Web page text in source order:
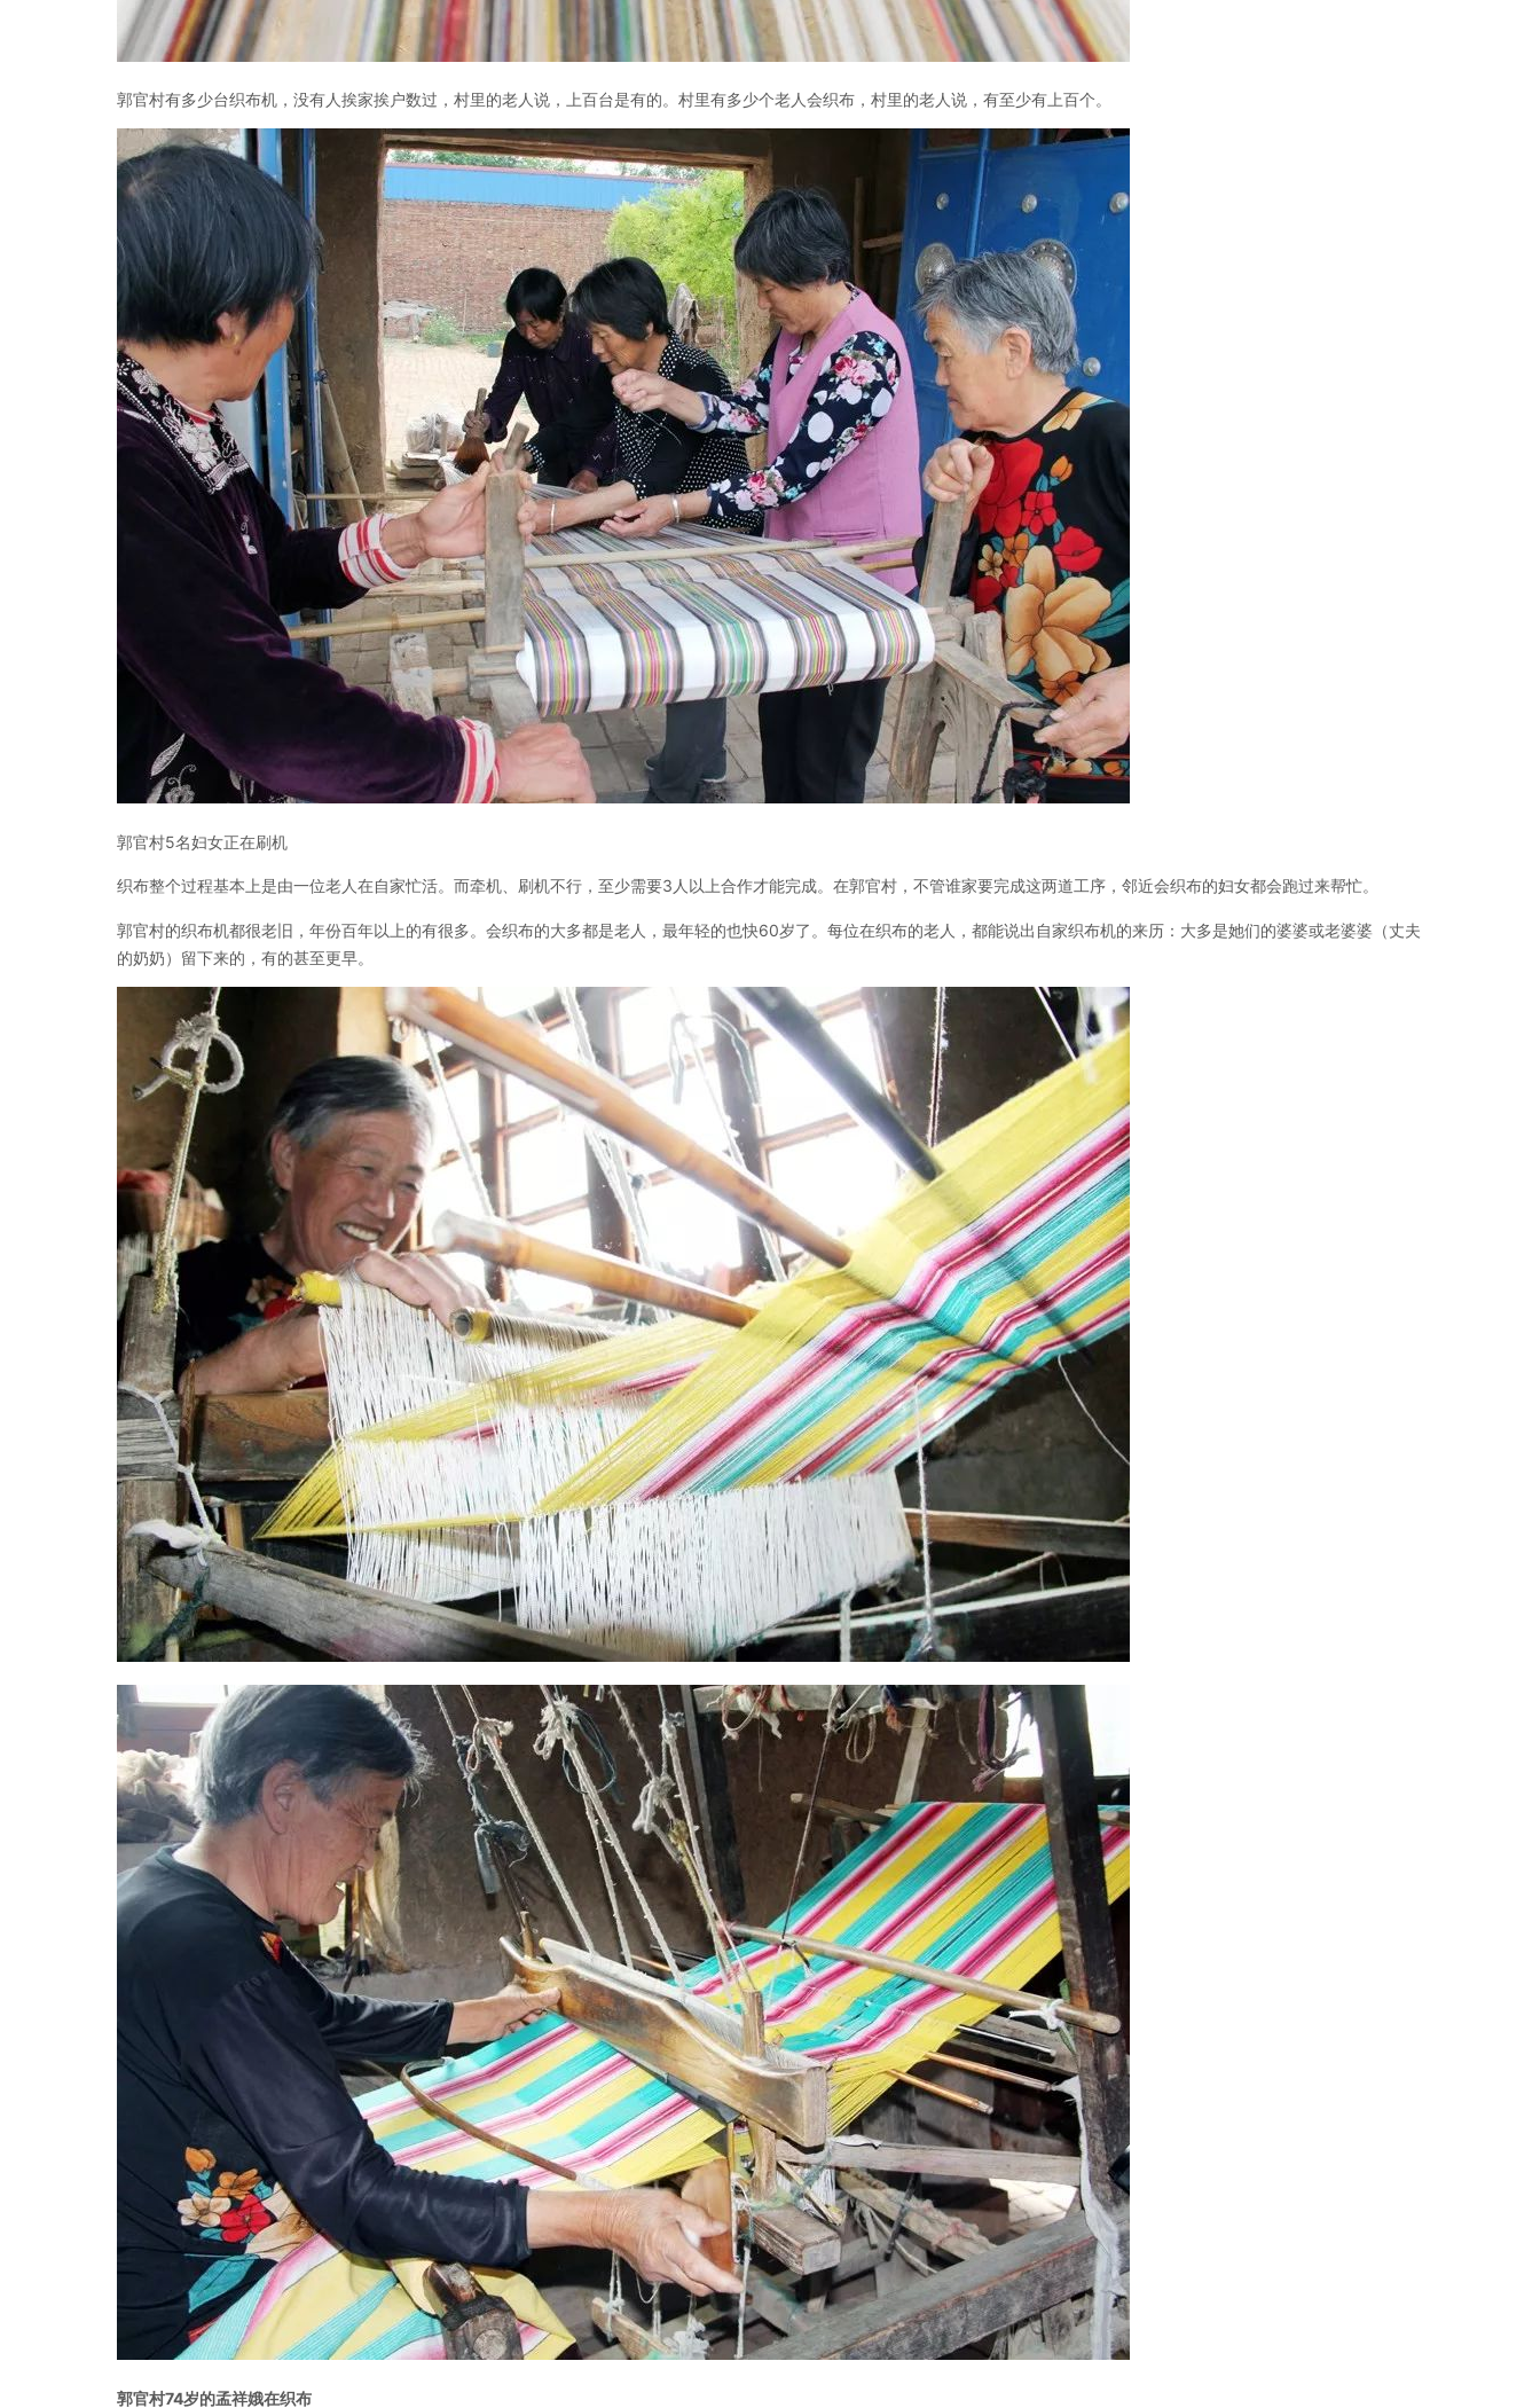
郭官村有多少台织布机，没有人挨家挨户数过，村里的老人说，上百台是有的。 村里有多少个老人会织布，村里的老人说，有至少有上百个。
郭官村5名妇女正在刷机
织布整个过程基本上是由一位老人在自家忙活。 而牵机、刷机不行，至少需要3人以上合作才能完成。 在郭官村，不管谁家要完成这两道工序，邻近会织布的妇女都会跑过来帮忙。
郭官村的织布机都很老旧，年份百年以上的有很多。 会织布的大多都是老人，最年轻的也快60岁了。 每位在织布的老人，都能说出自家织布机的来历： 大多是她们的婆婆或老婆婆（丈夫
的奶奶）留下来的，有的甚至更早。
郭官村74岁的孟祥娥在织布